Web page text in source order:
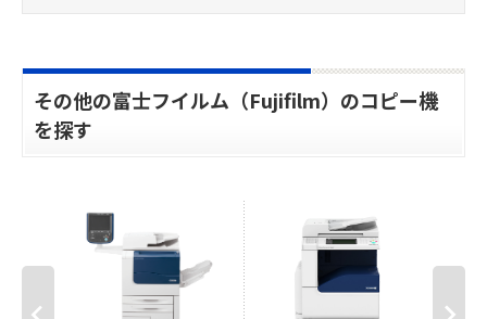
その他の富士フイルム（Fujifilm）のコピー機
を探す